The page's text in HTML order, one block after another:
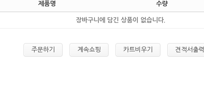
제품명 수량
장바구니에 담긴 상품이 없습니다.
주문하기 계속쇼핑 카트비우기 견적서출력